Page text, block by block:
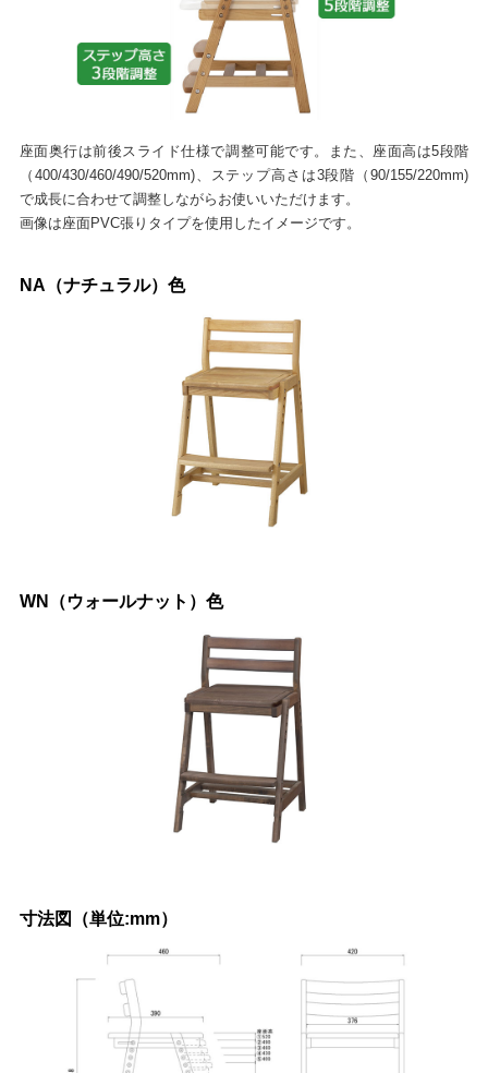
座面奥行は前後スライド仕様で調整可能です。また、座面高は5段階
（400/430/460/490/520mm)、ステップ高さは3段階（90/155/220mm)
で成長に合わせて調整しながらお使いいただけます。
画像は座面PVC張りタイプを使用したイメージです。
NA（ナチュラル）色
WN（ウォールナット）色
寸法図（単位:mm）